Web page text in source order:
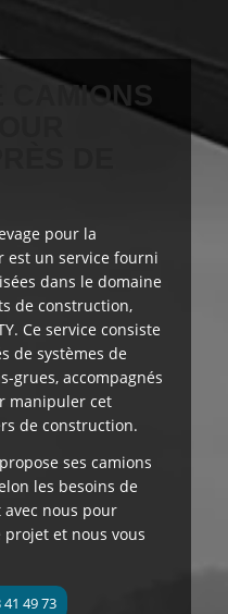
CAMIONS
pour la
est un service fourni
dans le domaine
de construction,
Ce service consiste
de systèmes de
grues, accompagnés
manipuler cet
de construction.
ses camions
les besoins de
nous pour
et nous vous
41 49 73